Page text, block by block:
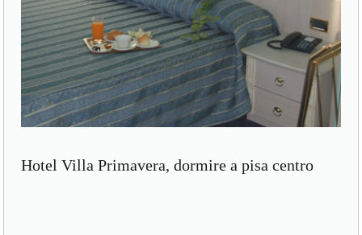
Hotel Villa Primavera, dormire a pisa centro